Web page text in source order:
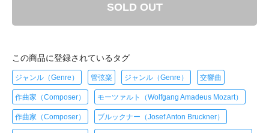
SOLD OUT
この商品に登録されているタグ
ジャンル（Genre） 管弦楽 ジャンル（Genre） 交響曲
作曲家（Composer） モーツァルト（Wolfgang Amadeus Mozart）
作曲家（Composer） ブルックナー（Josef Anton Bruckner）